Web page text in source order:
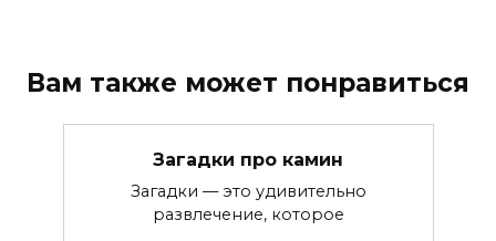
Вам также может понравиться
Загадки про камин
Загадки — это удивительно
развлечение, которое